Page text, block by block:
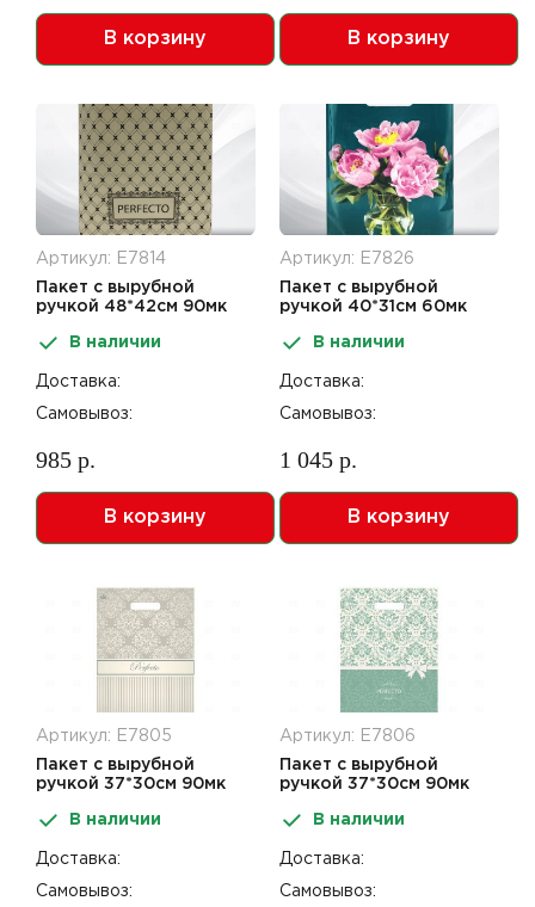
В корзину В корзину
Артикул: Е7814
Пакет с вырубной
ручкой 48*42см 90мк
В наличии
Доставка:
Самовывоз:
985 р.
В корзину
Артикул: Е7826
Пакет с вырубной
ручкой 40*31см 60мк
В наличии
Доставка:
Самовывоз:
1 045 р.
В корзину
Артикул: Е7805
Пакет с вырубной
ручкой 37*30см 90мк
серебро 25шт
В наличии
Доставка:
Самовывоз:
Артикул: Е7806
Пакет с вырубной
ручкой 37*30см 90мк
25штВ наличии
Доставка:
Самовывоз: